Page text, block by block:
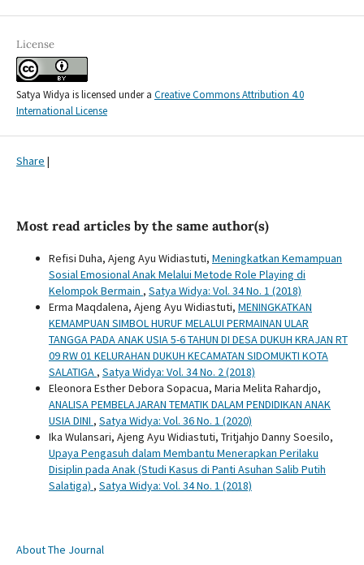
License
Satya Widya is licensed under a Creative Commons Attribution 4.0
International License
Share |
Most read articles by the same author(s)
Refisi Duha, Ajeng Ayu Widiastuti, Meningkatkan Kemampuan
Sosial Emosional Anak Melalui Metode Role Playing di
Kelompok Bermain , Satya Widya: Vol. 34 No. 1 (2018)
Erma Maqdalena, Ajeng Ayu Widiastuti, MENINGKATKAN
KEMAMPUAN SIMBOL HURUF MELALUI PERMAINAN ULAR
TANGGA PADA ANAK USIA 5-6 TAHUN DI DESA DUKUH KRAJAN RT
09 RW 01 KELURAHAN DUKUH KECAMATAN SIDOMUKTI KOTA
SALATIGA , Satya Widya: Vol. 34 No. 2 (2018)
Eleonora Esther Debora Sopacua, Maria Melita Rahardjo,
ANALISA PEMBELAJARAN TEMATIK DALAM PENDIDIKAN ANAK
USIA DINI , Satya Widya: Vol. 36 No. 1 (2020)
Ika Wulansari, Ajeng Ayu Widiastuti, Tritjahjo Danny Soesilo,
Upaya Pengasuh dalam Membantu Menerapkan Perilaku
Disiplin pada Anak (Studi Kasus di Panti Asuhan Salib Putih
Salatiga) , Satya Widya: Vol. 34 No. 1 (2018)
About The Journal